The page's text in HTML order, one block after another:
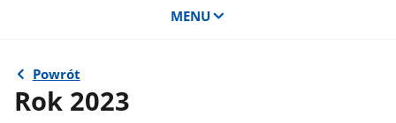
MENU
Powrót
Rok 2023